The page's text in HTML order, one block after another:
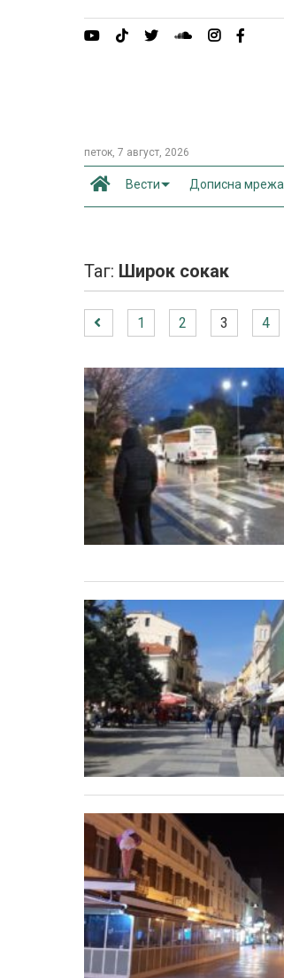
петок, 7 август, 2026
Вести Дописна мрежа
Таг: Широк сокак
1 2 3 4